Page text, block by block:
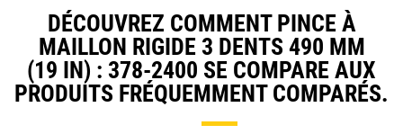
DÉCOUVREZ COMMENT PINCE À
MAILLON RIGIDE 3 DENTS 490 MM
(19 IN) : 378-2400 SE COMPARE AUX
PRODUITS FRÉQUEMMENT COMPARÉS.